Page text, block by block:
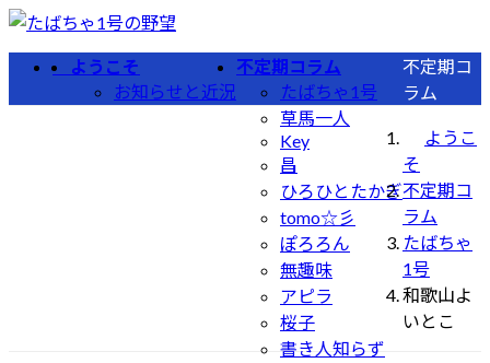
コ
ン
ン
ナ
ビ
ー
ようこそ
お知らせと近況
不定期コラム
たばちゃ1号
草馬一人
Key
昌
ひろひとたかぎ
tomo☆彡
ぽろろん
無趣味
アピラ
桜子
書き人知らず
不定期コ
ラム
ようこ
そ
不定期コ
ラム
たばちゃ
1号
和歌山よ
いとこ